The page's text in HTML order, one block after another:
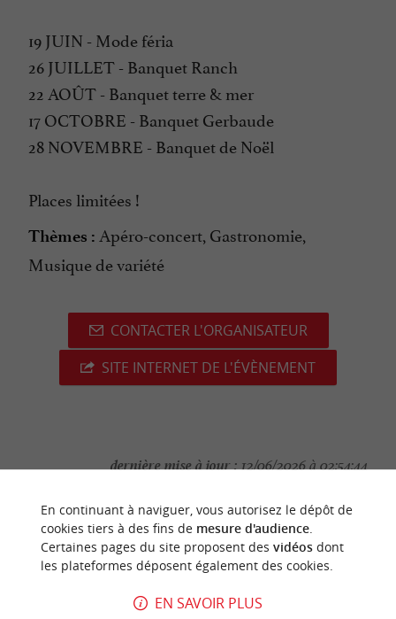
19 JUIN - Mode féria
26 JUILLET - Banquet Ranch
22 AOÛT - Banquet terre & mer
17 OCTOBRE - Banquet Gerbaude
28 NOVEMBRE - Banquet de Noël
Places limitées !
Thèmes : Apéro-concert, Gastronomie,
Musique de variété
CONTACTER L'ORGANISATEUR
SITE INTERNET DE L'ÉVÈNEMENT
dernière mise à jour :12/06/2026 à 02:54:44
Source : Sirtaqui- Crédit photo :Fb le banquet des
copains Gironde -CC BY-NC-ND 4.0
En continuant à naviguer, vous autorisez le dépôt de
cookies tiers à des fins de mesure d'audience.
Certaines pages du site proposent des vidéosdont
les plateformes déposent également des cookies.
EN SAVOIR PLUS